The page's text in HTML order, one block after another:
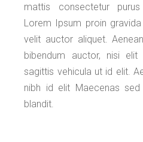
mattis consectetur
Lorem Ipsum proin
velit auctor aliquet.
bibendum auctor, nisi
sagittis vehicula ut id elit.
nibh id elit Maecenas
blandit.